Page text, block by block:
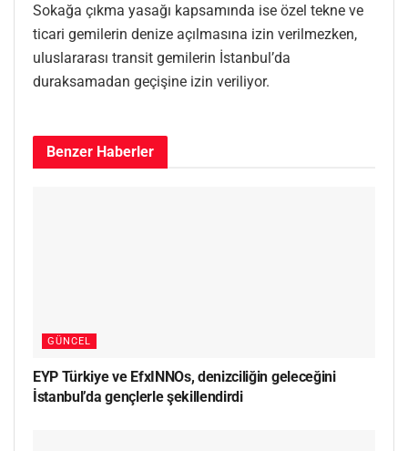
Sokağa çıkma yasağı kapsamında ise özel tekne ve
ticari gemilerin denize açılmasına izin verilmezken,
uluslararası transit gemilerin İstanbul’da
duraksamadan geçişine izin veriliyor.
Benzer Haberler
GÜNCEL
EYP Türkiye ve EfxINNOs, denizciliğin geleceğini
İstanbul’da gençlerle şekillendirdi